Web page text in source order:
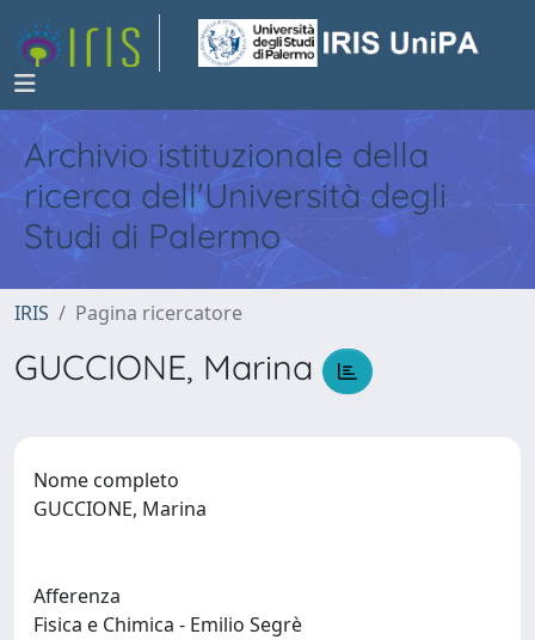
Archivio istituzionale della
ricerca dell'Università degli
Studi di Palermo
IRIS Pagina ricercatore
GUCCIONE, Marina
Nome completo
GUCCIONE, Marina
Afferenza
Fisica e Chimica - Emilio Segrè